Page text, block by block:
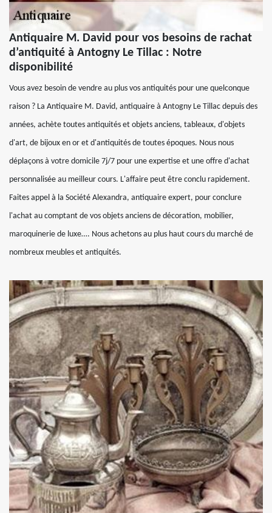
Antiquaire M. David pour vos besoins de rachat
d’antiquité à Antogny Le Tillac : Notre
disponibilité
Vous avez besoin de vendre au plus vos antiquités pour une quelconque
raison ? La Antiquaire M. David, antiquaire à Antogny Le Tillac depuis des
années, achète toutes antiquités et objets anciens, tableaux, d'objets
d'art, de bijoux en or et d'antiquités de toutes époques. Nous nous
déplaçons à votre domicile 7j/7 pour une expertise et une offre d'achat
personnalisée au meilleur cours. L'affaire peut être conclu rapidement.
Faites appel à la Société Alexandra, antiquaire expert, pour conclure
l'achat au comptant de vos objets anciens de décoration, mobilier,
maroquinerie de luxe…. Nous achetons au plus haut cours du marché de
nombreux meubles et antiquités.